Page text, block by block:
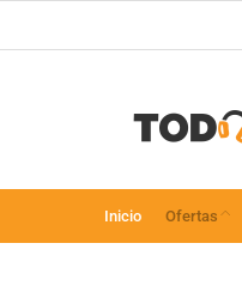
Inicio Ofertas